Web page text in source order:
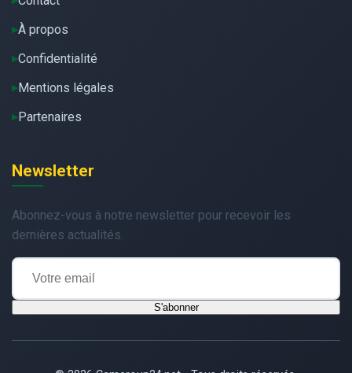
À propos
Confidentialité
Mentions légales
Partenaires
Newsletter
Abonnez-vous à notre newsletter pour recevoir les
dernières actualités.
S'abonner